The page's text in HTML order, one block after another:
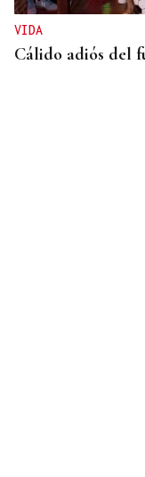
VIDA
Cálido adiós del